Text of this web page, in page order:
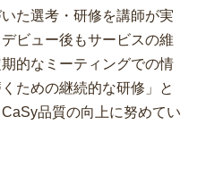
た選考・研修を講師が実
ビュー後もサービスの維
的なミーティングでの情
ための継続的な研修」と
品質の向上に努めてい